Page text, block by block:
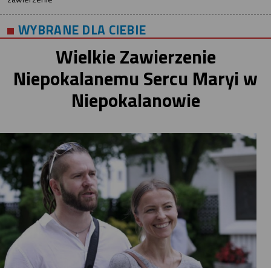
WYBRANE DLA CIEBIE
Wielkie Zawierzenie
Niepokalanemu Sercu Maryi w
Niepokalanowie